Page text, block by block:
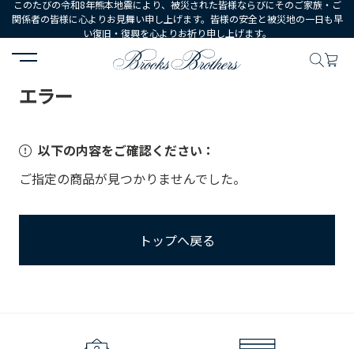
このたびの令和8年熊本地震により、被災された皆様ならびにそのご家族・ご
関係者の皆様に心よりお見舞い申し上げます。皆様の安全と被災地の一日も早
い復旧・復興を心よりお祈り申し上げます。
HOME
エラー
以下の内容をご確認ください：
ご指定の商品が見つかりませんでした。
トップへ戻る